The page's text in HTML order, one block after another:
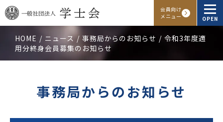
会員向け
メニュー
OPEN
学士会概要
HOME ニュース 事務局からのお知らせ
令和3年度適
用分終身会員募集のお知らせ
事務局からのお知らせ